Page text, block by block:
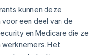
kunnen deze
een deel van de
en Medicare die ze
Het